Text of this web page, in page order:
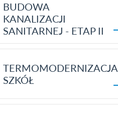
BUDOWA
KANALIZACJI
SANITARNEJ - ETAP II
TERMOMODERNIZACJA
SZKÓŁ